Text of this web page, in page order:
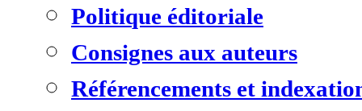
Politique éditoriale
Consignes aux auteurs
Référencements et